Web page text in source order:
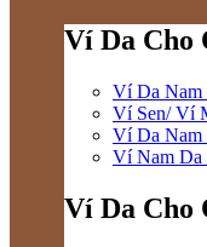
Ví Da Cho
Ví Da Nam
Ví Sen/ Ví
Ví Da Nam
Ví Nam Da
Ví Da Cho